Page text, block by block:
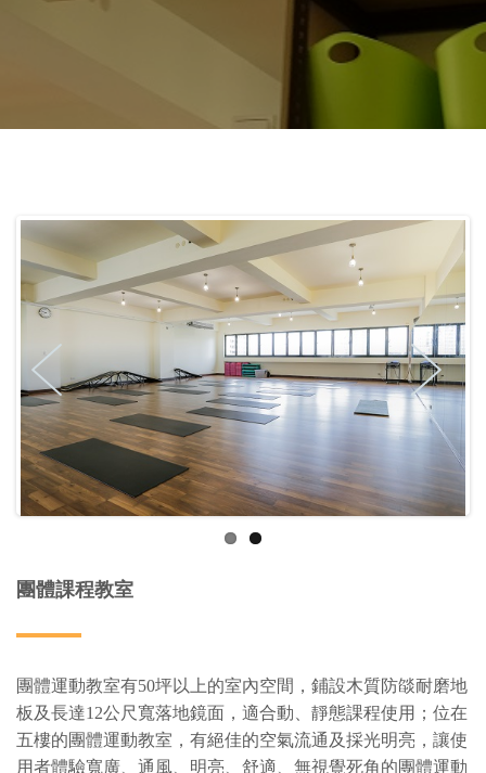
團體課程教室
團體運動教室有50坪以上的室內空間，鋪設木質防燄耐磨地
板及長達12公尺寬落地鏡面，適合動、靜態課程使用；位在
五樓的團體運動教室，有絕佳的空氣流通及採光明亮，讓使
用者體驗寬廣、通風、明亮、舒適、無視覺死角的團體運動